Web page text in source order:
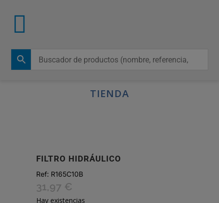
TIENDA
FILTRO HIDRÁULICO
Ref: R165C10B
31,97 €
Hay existencias